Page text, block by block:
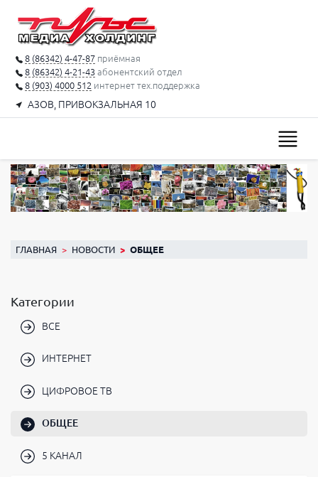
8 (86342) 4-47-87 приёмная
8 (86342) 4-21-43 абонентский отдел
8 (903) 4000 512 интернет тех.поддержка
АЗОВ, ПРИВОКЗАЛЬНАЯ 10
ГЛАВНАЯ НОВОСТИ ОБЩЕЕ
Категории
ВСЕ
ИНТЕРНЕТ
ЦИФРОВОЕ ТВ
ОБЩЕЕ
5 КАНАЛ